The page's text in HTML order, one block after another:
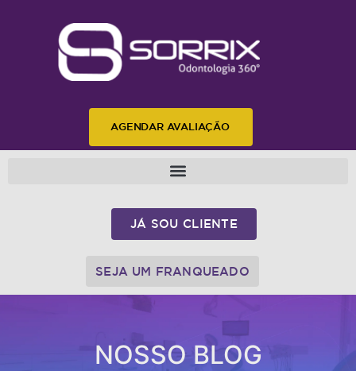
AGENDAR AVALIAÇÃO
JÁ SOU CLIENTE
SEJA UM FRANQUEADO
NOSSO BLOG